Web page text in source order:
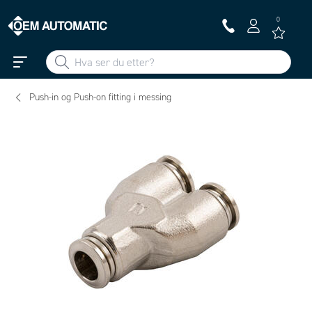
0
Push-in og Push-on fitting i messing